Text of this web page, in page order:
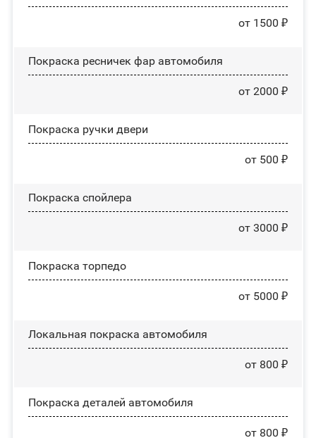
от 1500 ₽
Покраска ресничек фар автомобиля
от 2000 ₽
Покраска ручки двери
от 500 ₽
Покраска спойлера
от 3000 ₽
Покраска торпедо
от 5000 ₽
Локальная покраска автомобиля
от 800 ₽
Покраска деталей автомобиля
от 800 ₽